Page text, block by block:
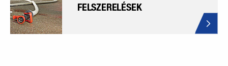
FELSZERELÉSEK